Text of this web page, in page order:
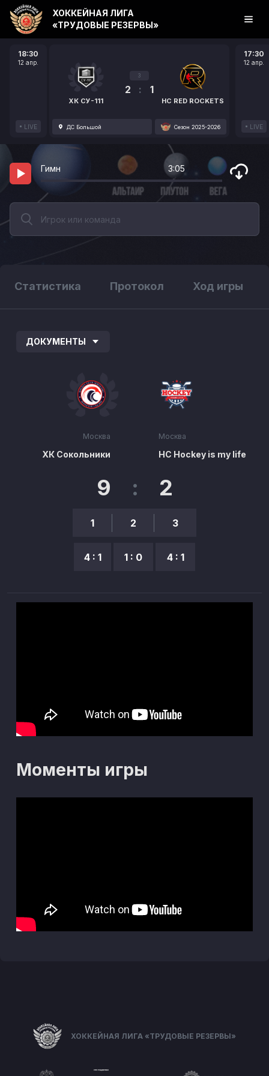
18:30
12 апр.
LIVE
ХК СУ-111
3
2 : 1
HC RED ROCKETS
ДС Большой Сезон 2025-2026
17:30
12 апр.
LIVE
ХОККЕЙНАЯ ЛИГА
«ТРУДОВЫЕ РЕЗЕРВЫ»
Гимн 3:05
Статистика Протокол Ход игры
ДОКУМЕНТЫ
Москва
ХК Сокольники
9 : 2
1
4 : 1
2
1 : 0
3
4 : 1
Москва
НС Hockey is my life
Моменты игры
ХОККЕЙНАЯ ЛИГА «ТРУДОВЫЕ РЕЗЕРВЫ»